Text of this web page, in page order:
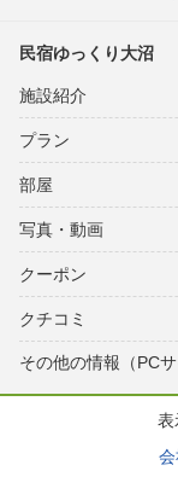
民宿ゆっくり大沼
施設紹介
プラン
部屋
写真・動画
クーポン
クチコミ
その他の情報（PCサ
表